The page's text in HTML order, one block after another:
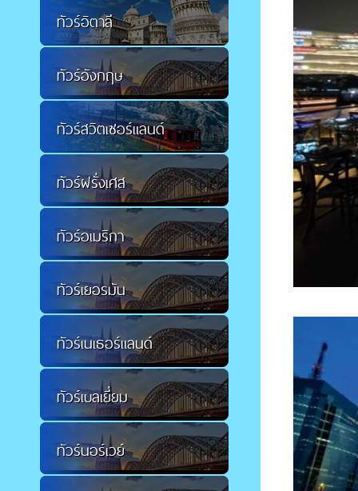
ทัวร์อิตาลี
ทัวร์อังกฤษ
ทัวร์สวิตเซอร์แลนด์
ทัวร์ฝรั่งเศส
ทัวร์อเมริกา
ทัวร์เยอรมัน
ทัวร์เนเธอร์แลนด์
ทัวร์เบลเยี่ยม
ทัวร์นอร์เวย์